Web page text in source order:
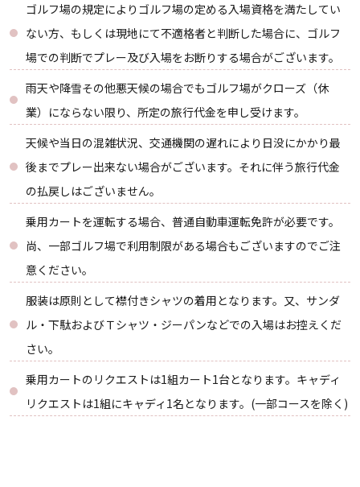
ゴルフ場の規定によりゴルフ場の定める入場資格を満たしてい
ない方、もしくは現地にて不適格者と判断した場合に、ゴルフ
場での判断でプレー及び入場をお断りする場合がございます。
雨天や降雪その他悪天候の場合でもゴルフ場がクローズ（休
業）にならない限り、所定の旅行代金を申し受けます。
天候や当日の混雑状況、交通機関の遅れにより日没にかかり最
後までプレー出来ない場合がございます。それに伴う旅行代金
の払戻しはございません。
乗用カートを運転する場合、普通自動車運転免許が必要です。
尚、一部ゴルフ場で利用制限がある場合もございますのでご注
意ください。
服装は原則として襟付きシャツの着用となります。又、サンダ
ル・下駄およびＴシャツ・ジーパンなどでの入場はお控えくだ
さい。
乗用カートのリクエストは1組カート1台となります。キャディ
リクエストは1組にキャディ1名となります。(一部コースを除く)